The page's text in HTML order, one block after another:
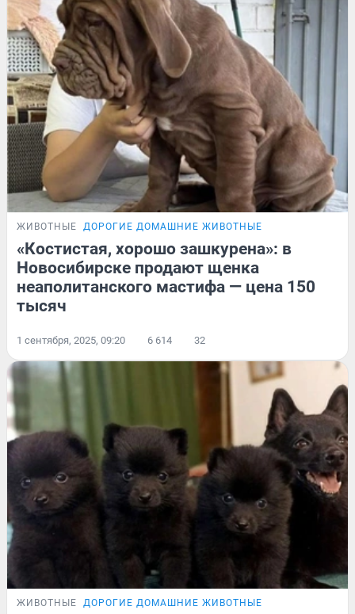
ЖИВОТНЫЕ ДОРОГИЕ ДОМАШНИЕ ЖИВОТНЫЕ
«Костистая, хорошо зашкурена»: в
Новосибирске продают щенка
неаполитанского мастифа — цена 150
тысяч
1 сентября, 2025, 09:20 6 614 32
ЖИВОТНЫЕ ДОРОГИЕ ДОМАШНИЕ ЖИВОТНЫЕ